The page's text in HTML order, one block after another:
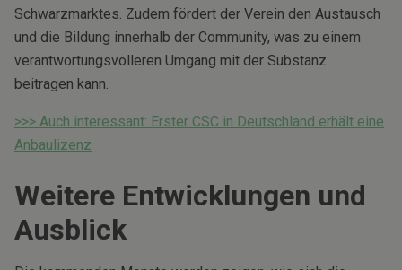
Schwarzmarktes. Zudem fördert der Verein den Austausch
und die Bildung innerhalb der Community, was zu einem
verantwortungsvolleren Umgang mit der Substanz
beitragen kann.
>>> Auch interessant: Erster CSC in Deutschland erhält eine
Anbaulizenz
Weitere Entwicklungen und
Ausblick